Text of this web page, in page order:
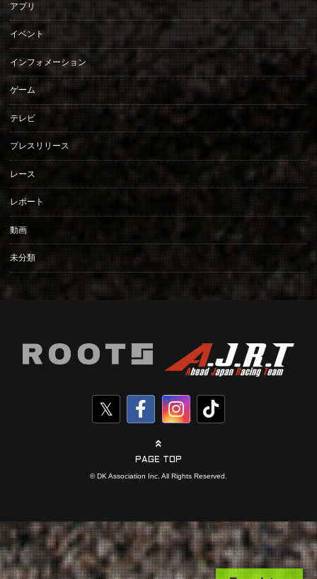
アプリ
イベント
インフォメーション
ゲーム
テレビ
プレスリリース
レース
レポート
動画
未分類
PAGE TOP
© DK Association Inc. All Rights Reserved.